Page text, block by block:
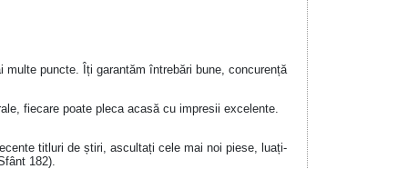
puncte. Îți garantăm întrebări bune, concurență
fiecare poate pleca acasă cu impresii excelente.
titluri de știri, ascultați cele mai noi piese, luați-
182).